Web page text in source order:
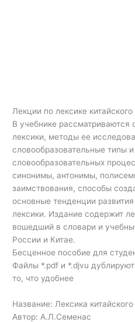
Лекции по лексике китайского
В учебнике рассматриваются
лексики, методы ее
словообразовательные типы и
словообразовательных
синонимы, антонимы,
заимствования, способы
основные тенденции
лексики. Издание содержит
вошедший в словари и
России и Китае.
Бесценное пособие для
Файлы *.pdf и *.djvu
то, что удобнее
Название: Лексика
Автор: А.Л.Семенас